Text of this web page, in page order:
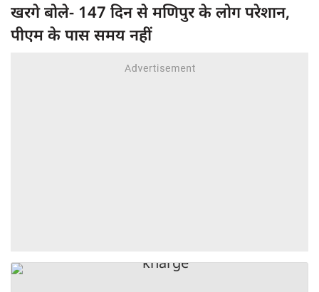
खरगे बोले- 147 दिन से मणिपुर के लोग परेशान,
पीएम के पास समय नहीं